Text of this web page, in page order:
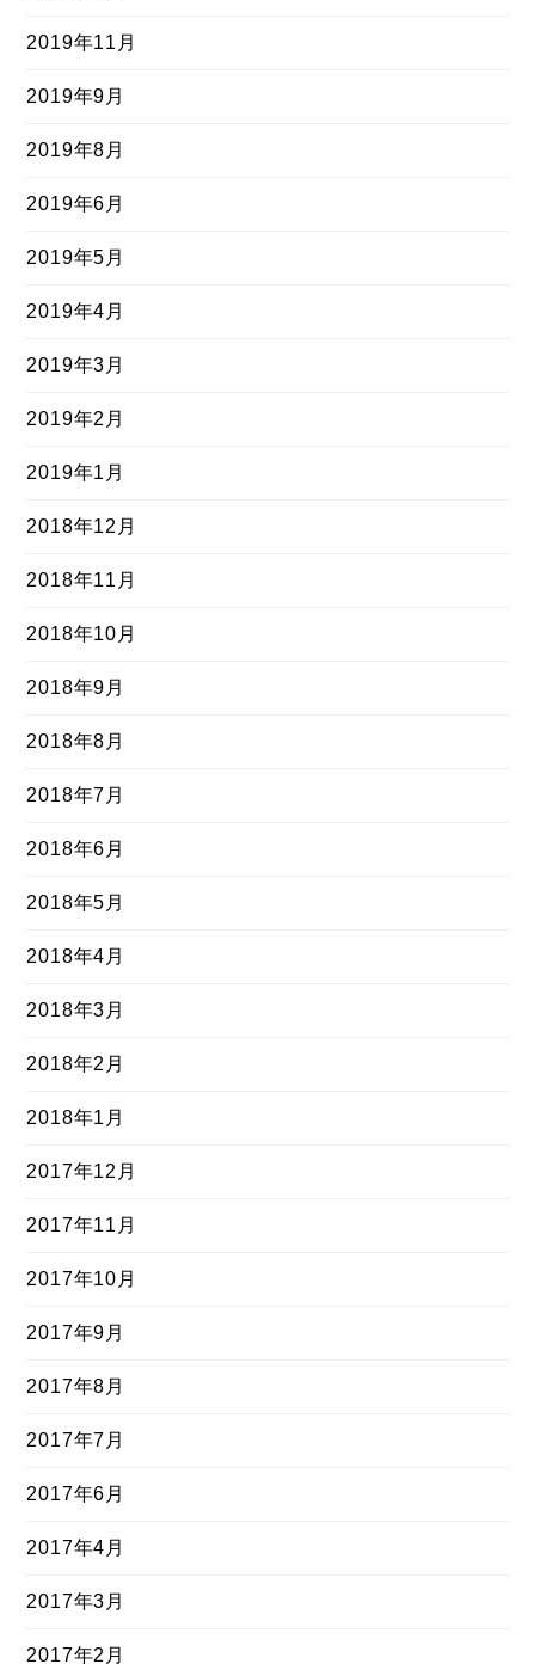
2019年11月
2019年9月
2019年8月
2019年6月
2019年5月
2019年4月
2019年3月
2019年2月
2019年1月
2018年12月
2018年11月
2018年10月
2018年9月
2018年8月
2018年7月
2018年6月
2018年5月
2018年4月
2018年3月
2018年2月
2018年1月
2017年12月
2017年11月
2017年10月
2017年9月
2017年8月
2017年7月
2017年6月
2017年4月
2017年3月
2017年2月